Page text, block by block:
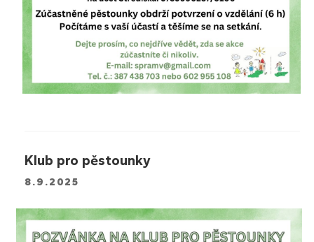
Klub pro pěstounky
8.9.2025